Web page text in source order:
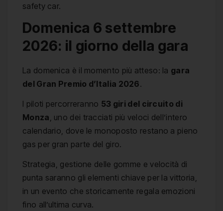
safety car.
Domenica 6 settembre
2026: il giorno della gara
La domenica è il momento più atteso: la gara
del Gran Premio d’Italia 2026.
I piloti percorreranno 53 giri del circuito di
Monza, uno dei tracciati più veloci dell’intero
calendario, dove le monoposto restano a pieno
gas per gran parte del giro.
Strategia, gestione delle gomme e velocità di
punta saranno gli elementi chiave per la vittoria,
in un evento che storicamente regala emozioni
fino all’ultima curva.